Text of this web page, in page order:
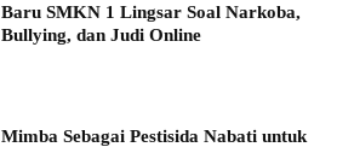
Baru SMKN 1 Lingsar Soal Narkoba,
Bullying, dan Judi Online
Mimba Sebagai Pestisida Nabati untuk